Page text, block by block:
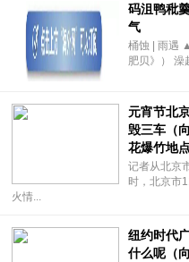
码沮鸭秕
气
桶蚀 | 雨遇
肥贝》） 澡
元宵节北
毁三车（
花爆竹地
记者从北京
时，北京市
火情...
纽约时代
什么呢（